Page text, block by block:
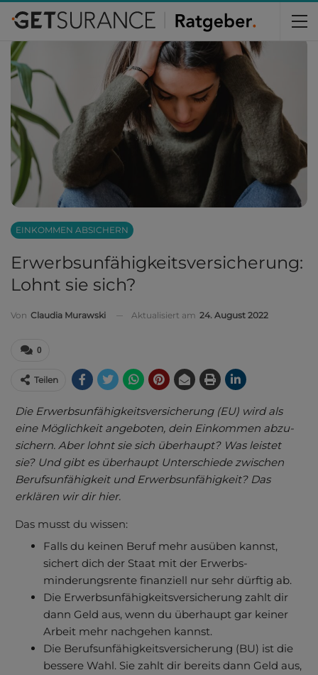
Home Versicherungen Einkommen absichern
EINKOMMEN ABSICHERN
Erwerbs­unfähigkeits­versicherung:
Lohnt sie sich?
Von Claudia Murawski Aktualisiert am 24. August 2022
0
Teilen
Die Erwerbs­unfähig­keits­ver­siche­rung (EU) wird als
eine Mög­lich­keit ange­boten, dein Ein­kommen abzu­
sichern. Aber lohnt sie sich über­haupt? Was leistet
sie? Und gibt es überhaupt Unterschiede zwischen
Berufs­unfähigkeit und Erwerbs­unfähig­keit? Das
erklären wir dir hier.
Das musst du wissen:
Falls du keinen Beruf mehr ausüben kannst,
sichert dich der Staat mit der Erwerbs­
minderungs­rente finanziell nur sehr dürftig ab.
Die Erwerbs­­unfähig­­keits­­ver­siche­­rung zahlt dir
dann Geld aus, wenn du über­haupt gar keiner
Arbeit mehr nach­gehen kannst.
Die Berufs­­unfähig­­keits­­ver­siche­­rung (BU) ist die
bessere Wahl. Sie zahlt dir bereits dann Geld aus,